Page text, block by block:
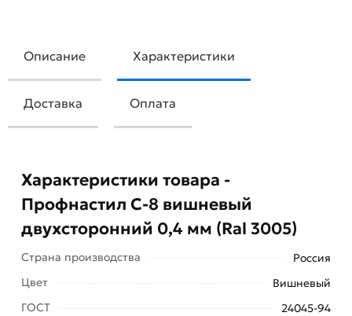
Описание Характеристики
Доставка Оплата
Профнастил С-8 вишневый 0,4 мм (Ral 3005)
изготовлен из прочной стали с оцинковкой, что
позволяет не беспокоиться о таких его
Характеристики товара -
Профнастил С-8 вишневый
двухсторонний 0,4 мм (Ral 3005)
Страна производства
Россия
Цвет
Вишневый
ГОСТ
24045-94